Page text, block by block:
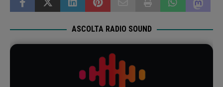
ASCOLTA RADIO SOUND